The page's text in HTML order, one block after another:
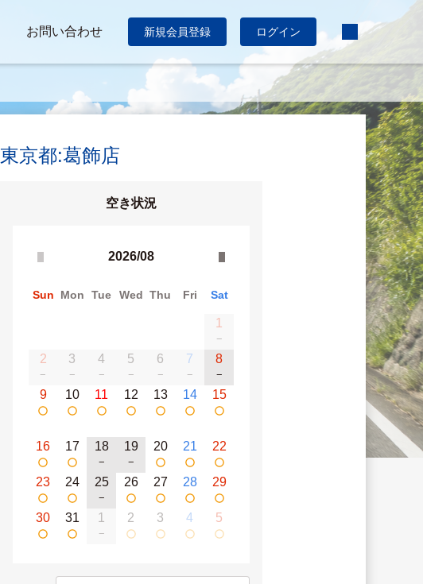
お問い合わせ 新規会員登録 ログイン
東京都:葛飾店
空き状況
2026/08
Sun Mon Tue Wed Thu Fri Sat
1
−
2
−
3
−
4
−
5
−
6
−
7
−
8
−
9 10 11 12 13 14 15
16 17 18
−
19
−
20 21 22
23 24 25
−
26 27 28 29
30 31 1
−
2 3 4 5